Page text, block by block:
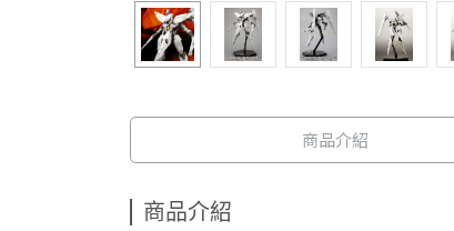
商品介紹
商品介紹